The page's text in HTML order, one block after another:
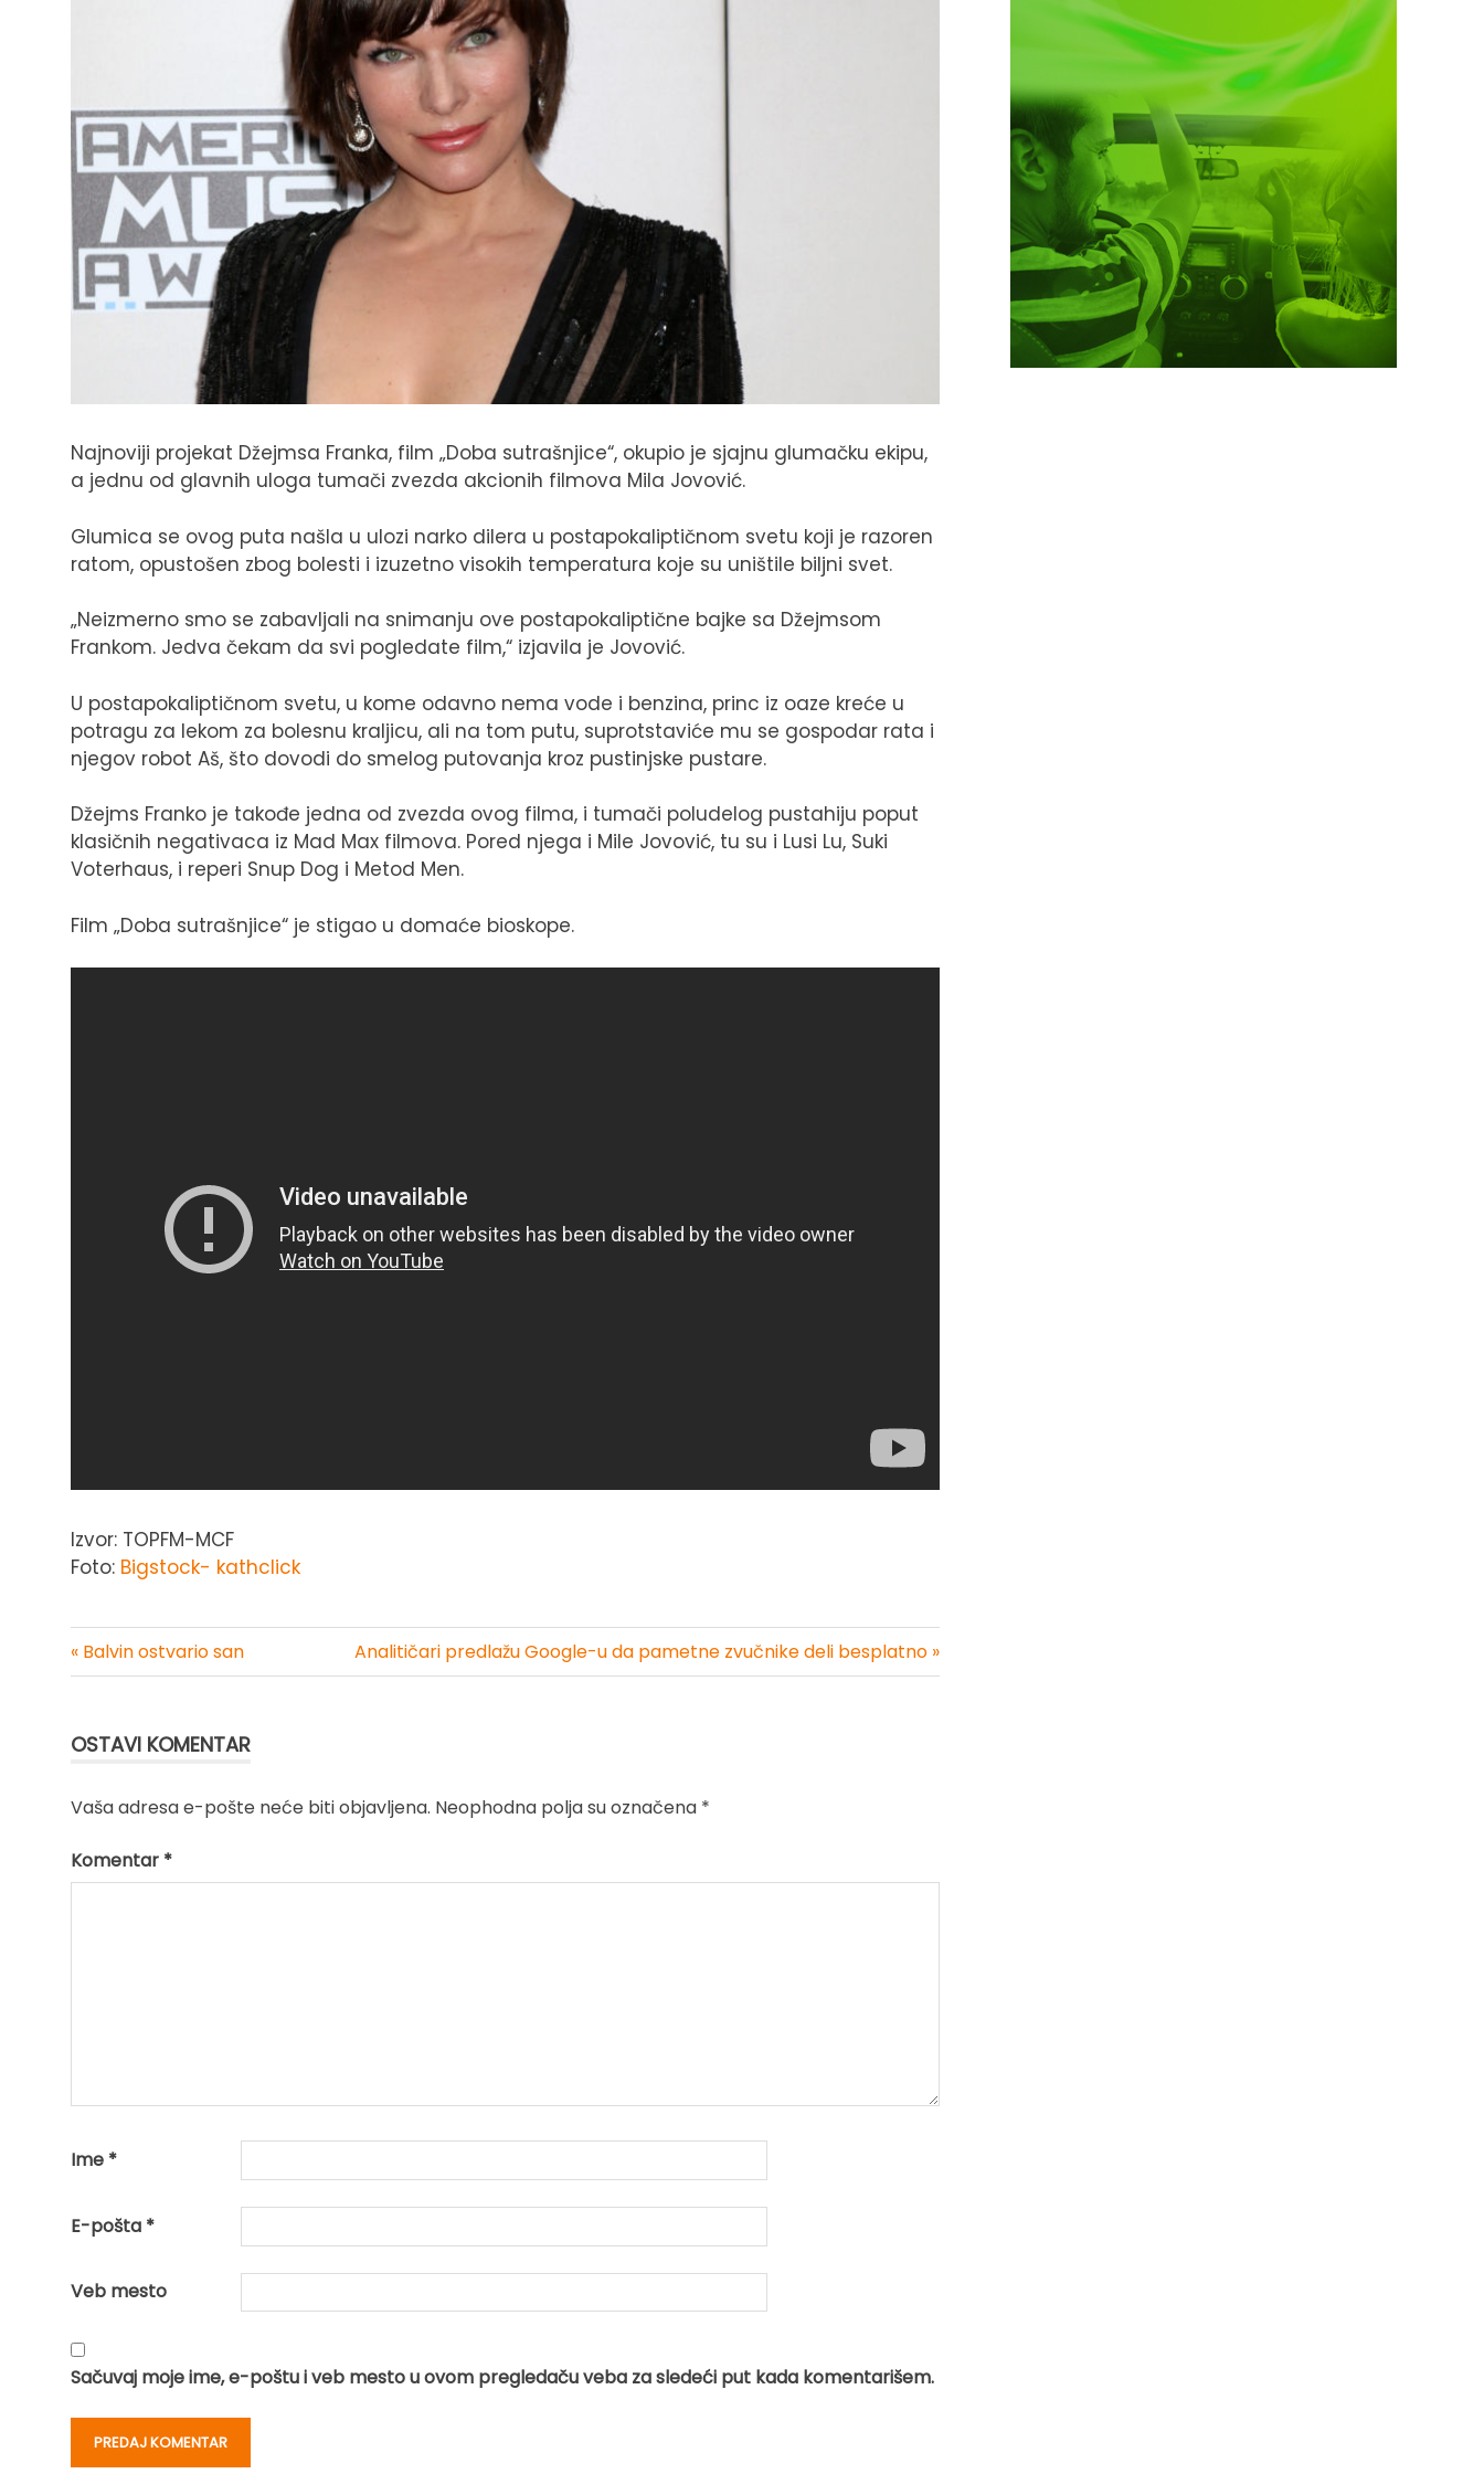
Najnoviji projekat Džejmsa Franka, film „Doba sutrašnjice“, okupio je sjajnu glumačku ekipu,
a jednu od glavnih uloga tumači zvezda akcionih filmova Mila Jovović.
Glumica se ovog puta našla u ulozi narko dilera u postapokaliptičnom svetu koji je razoren
ratom, opustošen zbog bolesti i izuzetno visokih temperatura koje su uništile biljni svet.
„Neizmerno smo se zabavljali na snimanju ove postapokaliptične bajke sa Džejmsom
Frankom. Jedva čekam da svi pogledate film,“ izjavila je Jovović.
U postapokaliptičnom svetu, u kome odavno nema vode i benzina, princ iz oaze kreće u
potragu za lekom za bolesnu kraljicu, ali na tom putu, suprotstaviće mu se gospodar rata i
njegov robot Aš, što dovodi do smelog putovanja kroz pustinjske pustare.
Džejms Franko je takođe jedna od zvezda ovog filma, i tumači poludelog pustahiju poput
klasičnih negativaca iz Mad Max filmova. Pored njega i Mile Jovović, tu su i Lusi Lu, Suki
Voterhaus, i reperi Snup Dog i Metod Men.
Film „Doba sutrašnjice“ je stigao u domaće bioskope.
Izvor: TOPFM-MCF
Foto: Bigstock- kathclick
Kretanje
« Balvin ostvario san Analitičari predlažu Google-u da pametne zvučnike deli besplatno »
OSTAVI KOMENTAR
Vaša adresa e-pošte neće biti objavljena. Neophodna polja su označena *
Komentar *
Ime *
E-pošta *
Veb mesto
Sačuvaj moje ime, e-poštu i veb mesto u ovom pregledaču veba za sledeći put kada komentarišem.